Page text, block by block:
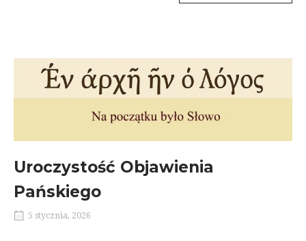
Uroczystość Objawienia
Pańskiego
5 stycznia, 2026